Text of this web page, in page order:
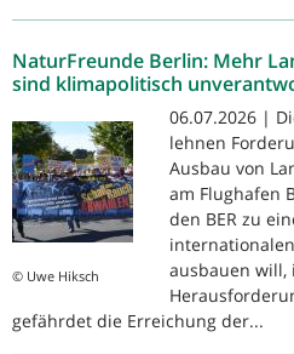
NaturFreunde Berlin: Mehr
sind klimapolitisch
© Uwe Hiksch
06.07.2026 |
lehnen
Ausbau von
am Flughafen
den BER zu
ausbauen will,
gefährdet die Erreichung der...